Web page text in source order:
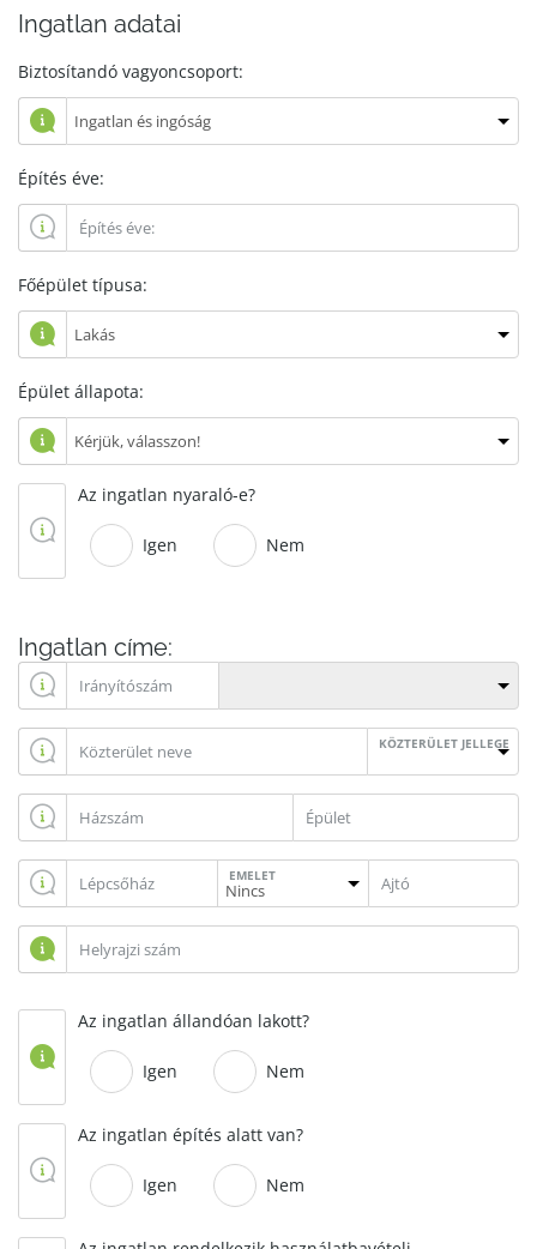
Ingatlan adatai
Biztosítandó vagyoncsoport:
Építés éve:
Főépület típusa:
Épület állapota:
Az ingatlan nyaraló-e?
Igen Nem
Ingatlan címe:
KÖZTERÜLET JELLEGE
EMELET
Az ingatlan állandóan lakott?
Igen Nem
Az ingatlan építés alatt van?
Igen Nem